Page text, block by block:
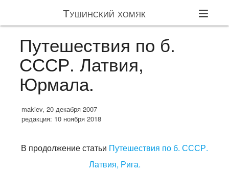
Тушинский хомяк
Путешествия по б.
СССР. Латвия,
Юрмала.
makiev, 20 декабря 2007
редакция: 10 ноября 2018
В продолжение статьи Путешествия по б. СССР.
Латвия, Рига.